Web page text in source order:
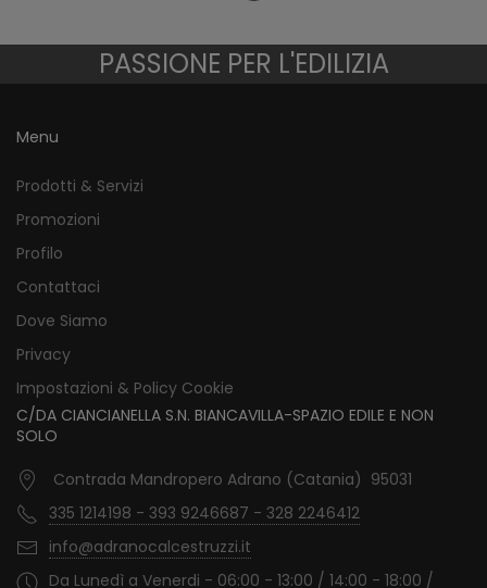
PASSIONE PER L'EDILIZIA
Menu
Prodotti & Servizi
Promozioni
Profilo
Contattaci
Dove Siamo
Privacy
Impostazioni & Policy Cookie
C/DA CIANCIANELLA S.N. BIANCAVILLA-SPAZIO EDILE E NON
SOLO
Contrada Mandropero Adrano (Catania) 95031
335 1214198 - 393 9246687 - 328 2246412
info@adranocalcestruzzi.it
Da Lunedì a Venerdi - 06:00 - 13:00 / 14:00 - 18:00 /